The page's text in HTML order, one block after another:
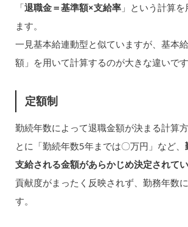
「退職金＝基準額×支給率」という計算
ます。
一見基本給連動型と似ていますが、基本
額」を用いて計算するのが大きな違いです
定額制
勤続年数によって退職金額が決まる計算
とに「勤続年数5年までは〇万円」など、
支給される金額があらかじめ決定されてい
貢献度がまったく反映されず、勤務年数
す。